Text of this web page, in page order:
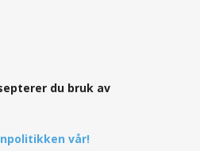
du bruk av
vår!